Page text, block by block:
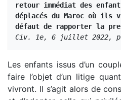
retour immédiat des
déplacés du Maroc où ils
défaut de rapporter la
Civ. 1e, 6 juillet 2022,
Les enfants issus d’un
faire l’objet d’un litige
vivront. Il s’agit alors de